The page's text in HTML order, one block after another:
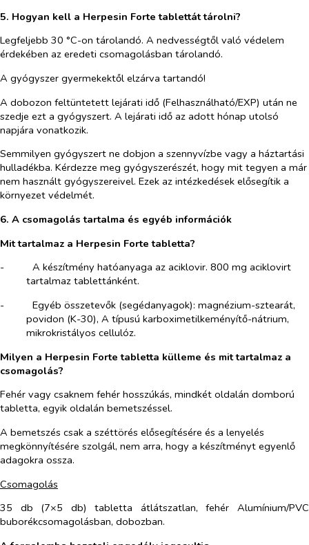
5. Hogyan kell a Herpesin Forte tablettát tárolni?
Legfeljebb 30 °C-on tárolandó. A nedvességtől való védelem
érdekében az eredeti csomagolásban tárolandó.
A gyógyszer gyermekektől elzárva tartandó!
A dobozon feltüntetett lejárati idő (Felhasználható/EXP) után ne
szedje ezt a gyógyszert. A lejárati idő az adott hónap utolsó
napjára vonatkozik.
Semmilyen gyógyszert ne dobjon a szennyvízbe vagy a háztartási
hulladékba. Kérdezze meg gyógyszerészét, hogy mit tegyen a már
nem használt gyógyszereivel. Ezek az intézkedések elősegítik a
környezet védelmét.
6. A csomagolás tartalma és egyéb információk
Mit tartalmaz a Herpesin Forte tabletta?
-​
A készítmény hatóanyaga az aciklovir. 800 mg aciklovirt
tartalmaz tablettánként.
-​
Egyéb összetevők (segédanyagok): magnézium-sztearát,
povidon (K-30), A típusú karboximetilkeményítő-nátrium,
mikrokristályos cellulóz.
Milyen a Herpesin Forte tabletta külleme és mit tartalmaz a
csomagolás?
Fehér vagy csaknem fehér hosszúkás, mindkét oldalán domború
tabletta, egyik oldalán bemetszéssel.
A bemetszés csak a széttörés elősegítésére és a lenyelés
megkönnyítésére szolgál, nem arra, hogy a készítményt egyenlő
adagokra ossza.
Csomagolás
35 db (7×5 db) tabletta átlátszatlan, fehér Alumínium/PVC
buborékcsomagolásban, dobozban.